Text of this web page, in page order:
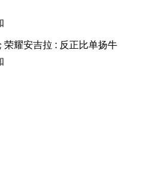
荣耀安吉拉 : 反正比单扬牛